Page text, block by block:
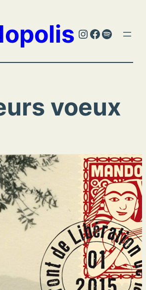
Instagram
Facebook
Spotify
voeux